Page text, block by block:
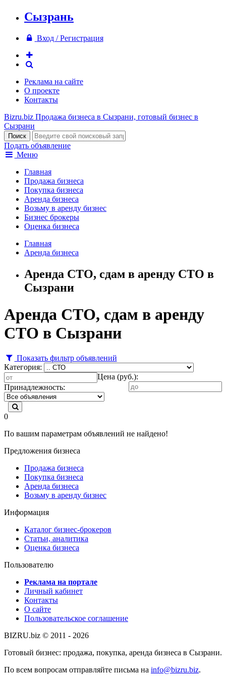
Сызрань
Вход / Регистрация
Реклама на сайте
О проекте
Контакты
Bizru.biz Продажа бизнеса в Сызрани, готовый бизнес в
Сызрани
Подать объявление
Меню
Главная
Продажа бизнеса
Покупка бизнеса
Аренда бизнеса
Возьму в аренду бизнес
Бизнес брокеры
Оценка бизнеса
Главная
Аренда бизнеса
Аренда СТО, сдам в аренду СТО в
Сызрани
Аренда СТО, сдам в аренду
СТО в Сызрани
Показать фильтр объявлений
Категория:
Цена (руб.):
Принадлежность:
0
По вашим параметрам объявлений не найдено!
Предложения бизнеса
Продажа бизнеса
Покупка бизнеса
Аренда бизнеса
Возьму в аренду бизнес
Информация
Каталог бизнес-брокеров
Статьи, аналитика
Оценка бизнеса
Пользователю
Реклама на портале
Личный кабинет
Контакты
О сайте
Пользовательское соглашение
BIZRU.biz © 2011 - 2026
Готовый бизнес: продажа, покупка, аренда бизнеса в Сызрани.
По всем вопросам отправляйте письма на info@bizru.biz.